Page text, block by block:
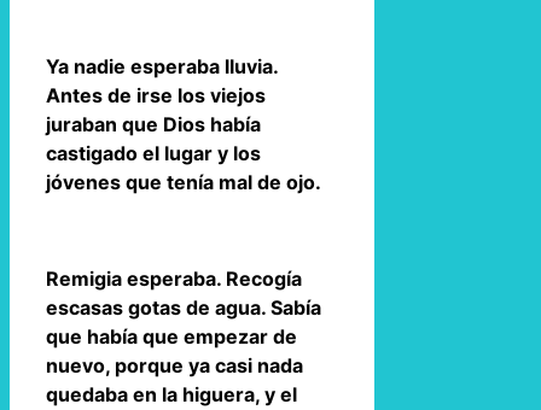
Ya nadie esperaba lluvia.
Antes de irse los viejos
juraban que Dios había
castigado el lugar y los
jóvenes que tenía mal de ojo.
Remigia esperaba. Recogía
escasas gotas de agua. Sabía
que había que empezar de
nuevo, porque ya casi nada
quedaba en la higuera, y el